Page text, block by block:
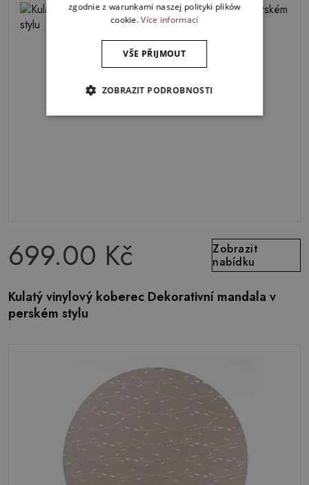
699.00 Kč
Zobrazit
nabídku
Kulatý vinylový koberec Dekorativní mandala v
perském stylu
zgodnie z warunkami naszej polityki plików
cookie.Více informací
VŠE PŘIJMOUT
ZOBRAZIT PODROBNOSTI